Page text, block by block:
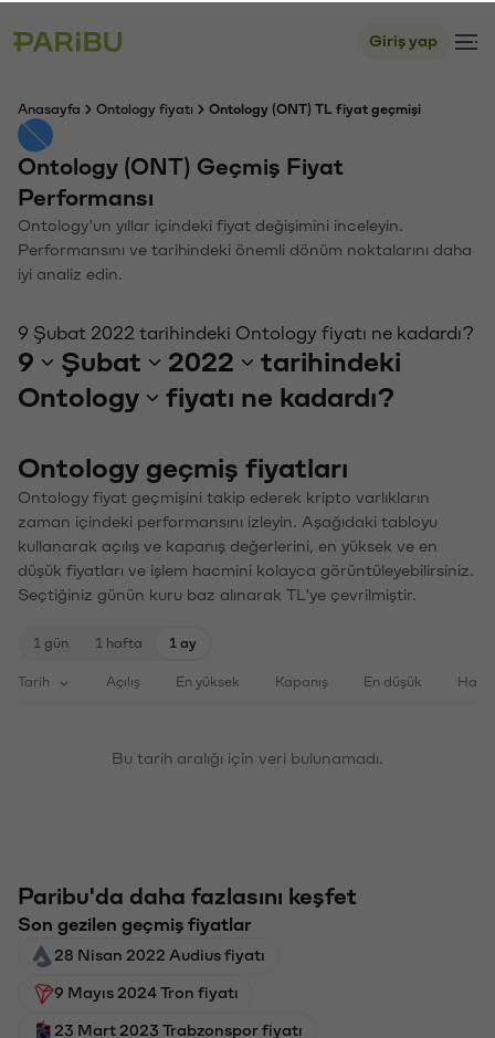
Giriş yap
Anasayfa Ontology fiyatı Ontology (ONT) TL fiyat geçmişi
Ontology (ONT) Geçmiş Fiyat
Performansı
Ontology'un yıllar içindeki fiyat değişimini inceleyin.
Performansını ve tarihindeki önemli dönüm noktalarını daha
iyi analiz edin.
9 Şubat 2022 tarihindeki Ontology fiyatı ne kadardı?
9 Şubat 2022
tarihindeki
Ontology
fiyatı ne kadardı?
Ontology geçmiş fiyatları
Ontology fiyat geçmişini takip ederek kripto varlıkların
zaman içindeki performansını izleyin. Aşağıdaki tabloyu
kullanarak açılış ve kapanış değerlerini, en yüksek ve en
düşük fiyatları ve işlem hacmini kolayca görüntüleyebilirsiniz.
Seçtiğiniz günün kuru baz alınarak TL'ye çevrilmiştir.
1 gün 1 hafta 1 ay
Tarih Açılış En yüksek Kapanış En düşük
Bu tarih aralığı için veri bulunamadı.
Paribu'da daha fazlasını keşfet
Son gezilen geçmiş fiyatlar
28 Nisan 2022 Audius fiyatı
9 Mayıs 2024 Tron fiyatı
23 Mart 2023 Trabzonspor fiyatı